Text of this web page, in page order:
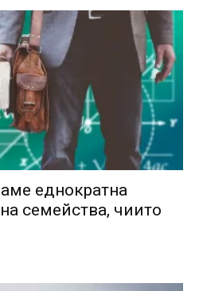
еднократна
семейства, чиито